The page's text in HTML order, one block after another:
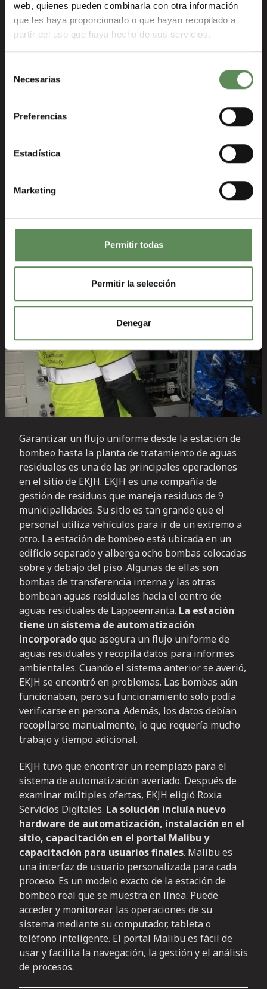
web, quienes pueden combinarla con otra información
que les haya proporcionado o que hayan recopilado a
partir del uso que haya hecho de sus servicios.
Necesarias
Preferencias
Estadística
Marketing
Permitir todas
Permitir la selección
Denegar
Malibu™
recopila y analiza datos de las estaciones
de bombeo de EKJH (Etelä-Karjalan Jätehuolto
verificarse en línea
y están representadas en un
tiempo de inspección visual y recopilación de datos
con lápiz y papel definitivamente ha terminado.
Garantizar un flujo uniforme desde la estación de
bombeo hasta la planta de tratamiento de aguas
residuales es una de las principales operaciones
en el sitio de EKJH. EKJH es una compañía de
gestión de residuos que maneja residuos de 9
municipalidades. Su sitio es tan grande que el
personal utiliza vehículos para ir de un extremo a
otro. La estación de bombeo está ubicada en un
edificio separado y alberga ocho bombas colocadas
sobre y debajo del piso. Algunas de ellas son
bombas de transferencia interna y las otras
bombean aguas residuales hacia el centro de
aguas residuales de Lappeenranta. La estación
tiene un sistema de automatización
incorporadoque asegura un flujo uniforme de
aguas residuales y recopila datos para informes
ambientales. Cuando el sistema anterior se averió,
EKJH se encontró en problemas. Las bombas aún
funcionaban, pero su funcionamiento solo podía
verificarse en persona. Además, los datos debían
recopilarse manualmente, lo que requería mucho
trabajo y tiempo adicional.
EKJH tuvo que encontrar un reemplazo para el
sistema de automatización averiado. Después de
examinar múltiples ofertas, EKJH eligió Roxia
Servicios Digitales. La solución incluía nuevo
hardware de automatización, instalación en el
sitio, capacitación en el portal Malibu y
capacitación para usuarios finales. Malibu es
una interfaz de usuario personalizada para cada
proceso. Es un modelo exacto de la estación de
bombeo real que se muestra en línea. Puede
acceder y monitorear las operaciones de su
sistema mediante su computador, tableta o
teléfono inteligente. El portal Malibu es fácil de
usar y facilita la navegación, la gestión y el análisis
de procesos.